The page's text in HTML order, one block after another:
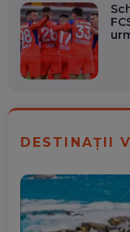
DESTINAȚII